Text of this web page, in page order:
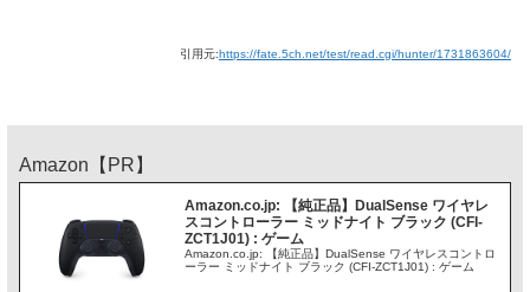
引用元:https://fate.5ch.net/test/read.cgi/hunter/1731863604/
Amazon【PR】
Amazon.co.jp: 【純正品】DualSense ワイヤレ
スコントローラー ミッドナイト ブラック (CFI-
ZCT1J01) : ゲーム
Amazon.co.jp: 【純正品】DualSense ワイヤレスコントロ
ーラー ミッドナイト ブラック (CFI-ZCT1J01) : ゲーム